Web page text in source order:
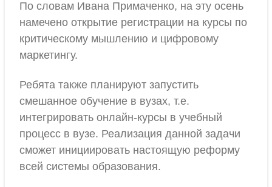
По словам Ивана Примаченко, на эту осень
намечено открытие регистрации на курсы по
критическому мышлению и цифровому
маркетингу.
Ребята также планируют запустить
смешанное обучение в вузах, т.е.
интегрировать онлайн-курсы в учебный
процесс в вузе. Реализация данной задачи
сможет инициировать настоящую реформу
всей системы образования.